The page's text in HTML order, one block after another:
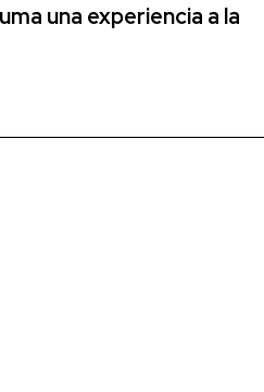
una experiencia a la